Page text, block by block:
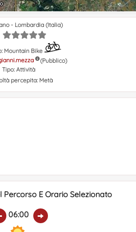
- Lombardia (Italia)
Mountain Bike
(Pubblico)
Tipo: Attività
percepita: Metà
Percorso E Orario Selezionato
06:00